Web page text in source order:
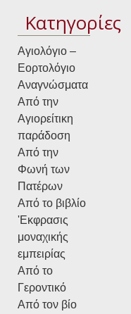
Kατηγορίες
Αγιολόγιο –
Εορτολόγιο
Αναγνώσματα
Από την
Αγιορείτικη
παράδοση
Από την
Φωνή των
Πατέρων
Από το βιβλίο
'Εκφρασις
μοναχικής
εμπειρίας
Από το
Γεροντικό
Από τον βίο